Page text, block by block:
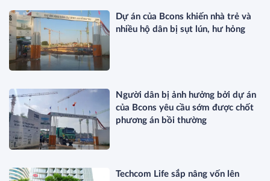
Dự án của Bcons khiến nhà trẻ và
nhiều hộ dân bị sụt lún, hư hỏng
Người dân bị ảnh hưởng bởi dự án
của Bcons yêu cầu sớm được chốt
phương án bồi thường
Techcom Life sắp nâng vốn lên